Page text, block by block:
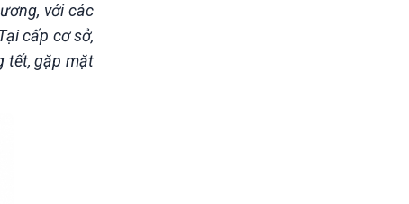
với các
cấp cơ sở,
tết, gặp mặt